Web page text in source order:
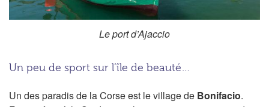
Le port d’Ajaccio
Un peu de sport sur l’île de beauté…
Un des paradis de la Corse est le village de Bonifacio.